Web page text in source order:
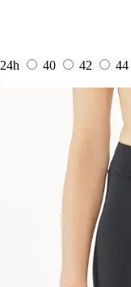
24h 40 42 44